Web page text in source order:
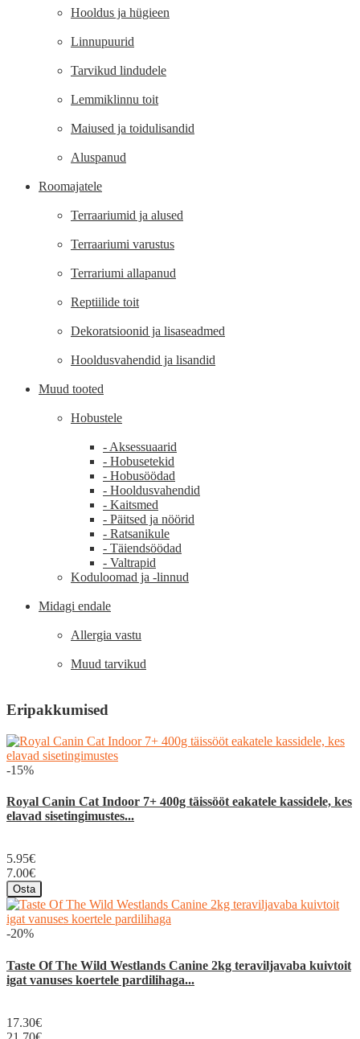
Hooldus ja hügieen
Linnupuurid
Tarvikud lindudele
Lemmiklinnu toit
Maiused ja toidulisandid
Aluspanud
Roomajatele
Terraariumid ja alused
Terraariumi varustus
Terrariumi allapanud
Reptiilide toit
Dekoratsioonid ja lisaseadmed
Hooldusvahendid ja lisandid
Muud tooted
Hobustele
- Aksessuaarid
- Hobusetekid
- Hobusöödad
- Hooldusvahendid
- Kaitsmed
- Päitsed ja nöörid
- Ratsanikule
- Täiendsöödad
- Valtrapid
Koduloomad ja -linnud
Midagi endale
Allergia vastu
Muud tarvikud
Eripakkumised
-15%
Royal Canin Cat Indoor 7+ 400g täissööt eakatele kassidele, kes
elavad sisetingimustes...
5.95€
7.00€
Osta
-20%
Taste Of The Wild Westlands Canine 2kg teraviljavaba kuivtoit
igat vanuses koertele pardilihaga...
17.30€